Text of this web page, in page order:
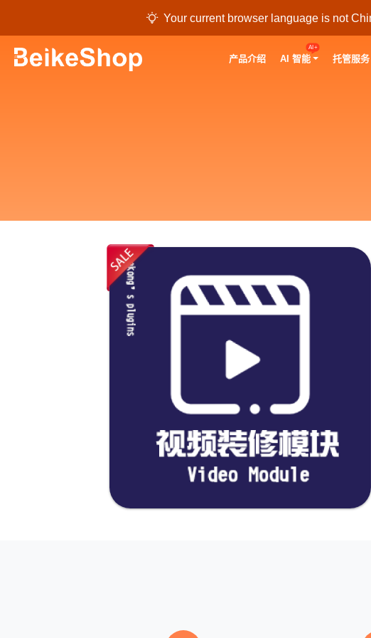
 Your current browser language is not
产品介绍
AI+
AI 智能 托管服务